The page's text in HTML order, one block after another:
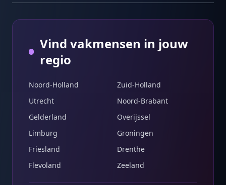
Vind vakmensen in jouw
regio
Noord-Holland
Zuid-Holland
Utrecht
Noord-Brabant
Gelderland
Overijssel
Limburg
Groningen
Friesland
Drenthe
Flevoland
Zeeland